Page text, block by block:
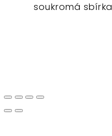
soukromá sbírka